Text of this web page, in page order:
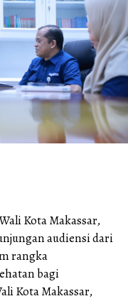
Kota Makassar,
audiensi dari
rangka
bagi
Kota Makassar,